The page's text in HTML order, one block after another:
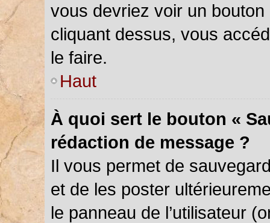
vous devriez voir un
cliquant dessus, vous
le faire.
Haut
À quoi sert le bouton «
rédaction de message ?
Il vous permet de
et de les poster
le panneau de l’utilisateur